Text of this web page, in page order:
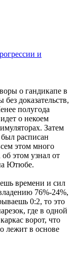
и
о гандикапе в
доказательств,
полугода
о некоем
Затем
расписан
этом много
этом узнал от
Ютюбе.
времени и сил
76%-24%,
0:2, то это
где в одной
ворот, что
лежит в основе